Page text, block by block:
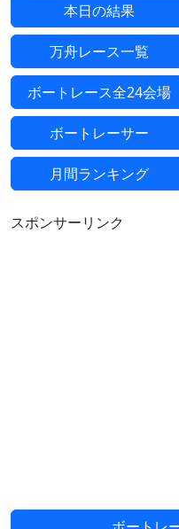
本日の結果
万舟レース一覧
ボートレース全24会場
ボートレーサー
月間ランキング
スポンサーリンク